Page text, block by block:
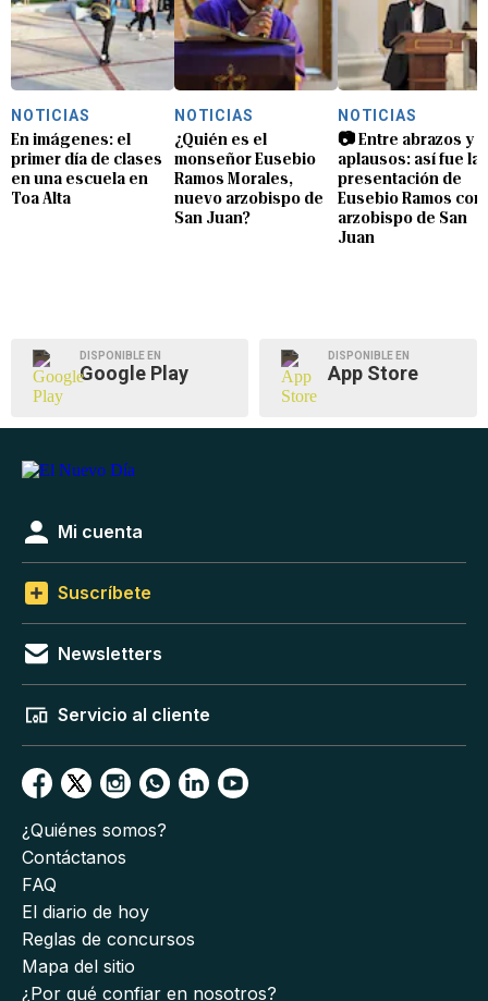
NOTICIAS
En imágenes: el
primer día de clases
en una escuela en
Toa Alta
NOTICIAS
¿Quién es el
monseñor Eusebio
Ramos Morales,
nuevo arzobispo de
San Juan?
NOTICIAS
📷 Entre abrazos y
aplausos: así fue la
presentación de
Eusebio Ramos
arzobispo de San
Juan
DISPONIBLE EN
Google Play
DISPONIBLE EN
App Store
Mi cuenta
Suscríbete
Newsletters
Servicio al cliente
¿Quiénes somos?
Contáctanos
FAQ
El diario de hoy
Reglas de concursos
Mapa del sitio
¿Por qué confiar en nosotros?